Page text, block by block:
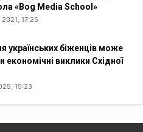
«Bog Media School»
17:25
українських біженців може
економічні виклики Східної
15:23